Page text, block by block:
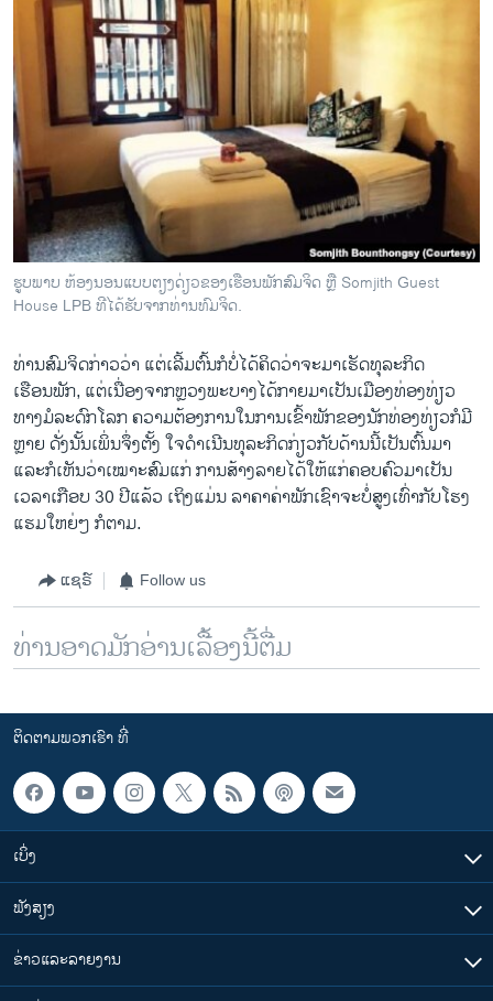
ຮູບພາບ ຫ້ອງນອນແບບຕຽງດ່ຽວຂອງເຮືອນພັກສົມຈິດ ຫຼື Somjith Guest
House LPB ທີໄດ້ຮັບຈາກທ່ານທົມຈິດ.
ທ່ານສົມຈິດກ່າວວ່າ ແຕ່ເລີ້ມຕົ້ນກໍບໍ່ໄດ້ຄິດວ່າຈະມາເຮັດທຸລະກິດ
ເຮືອນພັກ, ແຕ່ເນື່ອງຈາກຫຼວງພະບາງໄດ້ກາຍມາເປັນເມືອງທ່ອງທ່ຽວ
ທາງມໍລະດົກໂລກ ຄວາມຕ້ອງການໃນການເຂົ້າພັກຂອງນັກທ່ອງທ່ຽວກໍມີ
ຫຼາຍ ດັ່ງນັ້ນເພິ່ນຈຶ່ງຕັ້ງ ໃຈດໍາເນີນທຸລະກິດກ່ຽວກັບດ້ານນີ້ເປັນຕົ້ນມາ
ແລະກໍເຫັນວ່າເໝາະສົມແກ່ ການສ້າງລາຍໄດ້ໃຫ້ແກ່ຄອບຄົວມາເປັນ
ເວລາເກືອບ 30 ປີແລ້ວ ເຖິງແມ່ນ ລາຄາຄ່າພັກເຊົາຈະບໍ່ສູງເທົ່າກັບໂຮງ
ແຮມໃຫຍ່ໆ ກໍຕາມ.
ແຊຣ໌ Follow us
ທ່ານອາດມັກອ່ານເລື້ອງນີ້ຕື່ມ
ຕິດຕາມພວກເຮົາ ທີ່
ເບິ່ງ
ຟັງສຽງ
ຂ່າວແລະລາຍງານ